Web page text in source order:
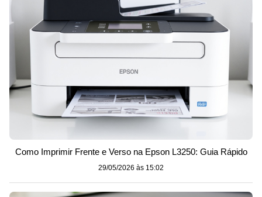
Como Imprimir Frente e Verso na Epson L3250: Guia Rápido
29/05/2026 às 15:02